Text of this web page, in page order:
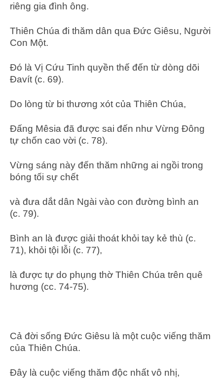
riêng gia đình ông.
Thiên Chúa đi thăm dân qua Đức Giêsu, Người
Con Một.
Đó là Vị Cứu Tinh quyền thế đến từ dòng dõi
Đavít (c. 69).
Do lòng từ bi thương xót của Thiên Chúa,
Đấng Mêsia đã được sai đến như Vừng Đông
tự chốn cao vời (c. 78).
Vừng sáng này đến thăm những ai ngồi trong
bóng tối sự chết
và đưa dắt dân Ngài vào con đường bình an
(c. 79).
Bình an là được giải thoát khỏi tay kẻ thù (c.
71), khỏi tội lỗi (c. 77),
là được tự do phụng thờ Thiên Chúa trên quê
hương (cc. 74-75).
Cả đời sống Đức Giêsu là một cuộc viếng thăm
của Thiên Chúa.
Đây là cuộc viếng thăm độc nhất vô nhị,